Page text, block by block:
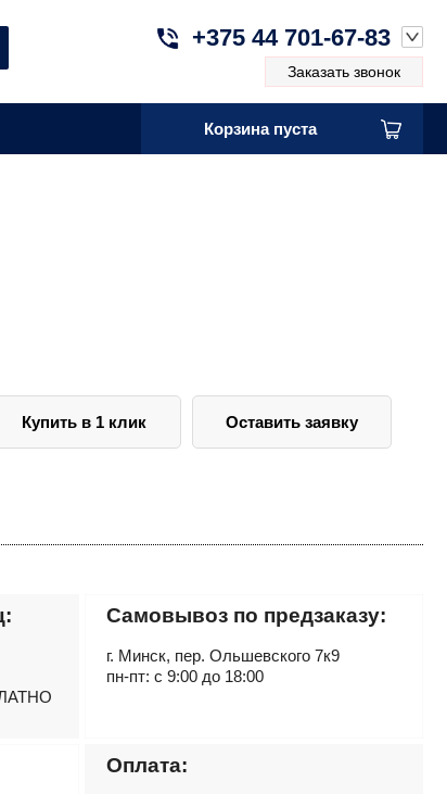
+375 44 701-67-83
Заказать звонок
Корзина пуста
Оставить заявку
Купить в 1 клик
Самовывоз по предзаказу:
г. Минск, пер. Ольшевского 7к9
пн-пт: с 9:00 до 18:00
Оплата: